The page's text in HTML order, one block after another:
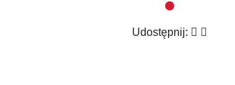
Udostępnij: